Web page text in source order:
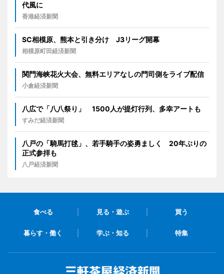
代風に
香港経済新聞
SC相模原、熊本と引き分け J3リーグ開幕
相模原町田経済新聞
関門海峡花火大会、無料エリアなしの門司側をライブ配信
小倉経済新聞
八広で「八八祭り」 1500人が提灯行列、多幸アートも
すみだ経済新聞
八戸の「騎馬打毬」、若手騎手の姿勇ましく 20年ぶりの
正式参拝も
八戸経済新聞
食べる 見る・遊ぶ 買う
暮らす・働く 学ぶ・知る 特集